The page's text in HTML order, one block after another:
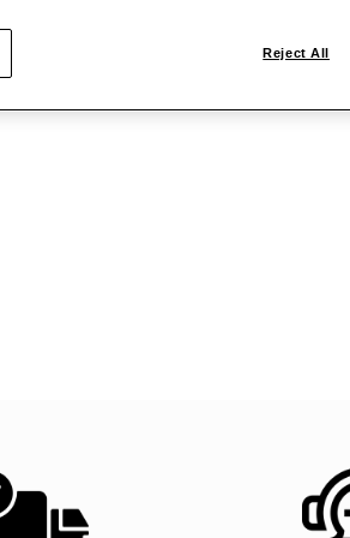
Reject All